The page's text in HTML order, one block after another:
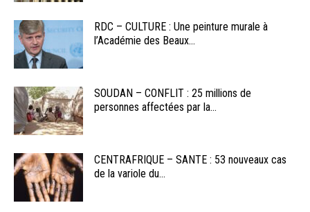
RDC – CULTURE : Une peinture murale à
l’Académie des Beaux...
SOUDAN – CONFLIT : 25 millions de
personnes affectées par la...
CENTRAFRIQUE – SANTE : 53 nouveaux cas
de la variole du...